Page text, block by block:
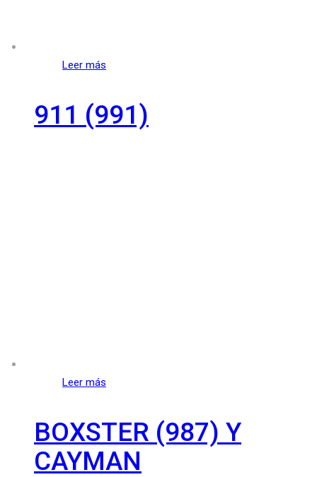
Leer más
911 (991)
Leer más
BOXSTER (987) Y
CAYMAN